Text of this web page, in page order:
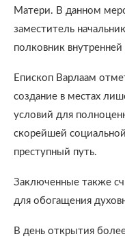
Матери. В данном
заместитель
полковник
Епископ Варлаам
создание в местах
условий для
скорейшей
преступный путь.
Заключенные также
для обогащения
В день открытия